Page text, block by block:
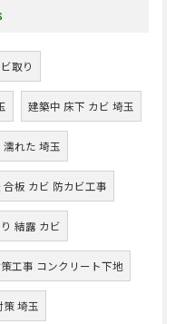
取り
建築中 床下 カビ 埼玉
れた 埼玉
板 カビ 防カビ工事
結露 カビ
工事 コンクリート下地
策 埼玉